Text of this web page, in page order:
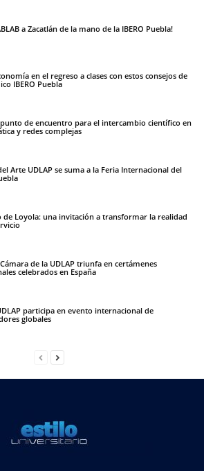
a Zacatlán de la mano de la IBERO Puebla!
en el regreso a clases con estos consejos de
IBERO Puebla
punto de encuentro para el intercambio científico en
y redes complejas
Arte UDLAP se suma a la Feria Internacional del
de Loyola: una invitación a transformar la realidad
de la UDLAP triunfa en certámenes
celebrados en España
participa en evento internacional de
globales